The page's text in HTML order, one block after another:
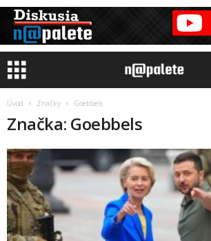
Úvod Značky Goebbels
Značka: Goebbels